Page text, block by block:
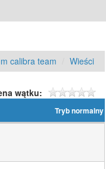
calibra team Wieści
wątku:
Tryb normalny